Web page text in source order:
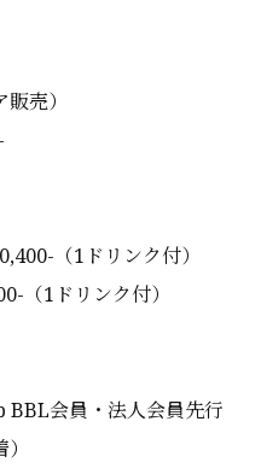
売）
（1ドリンク付）
（1ドリンク付）
BBL会員・法人会員先行